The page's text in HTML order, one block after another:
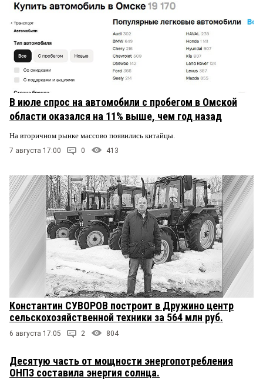
В июле спрос на автомобили с пробегом в Омской
области оказался на 11% выше, чем год назад
На вторичном рынке массово появились китайцы.
7 августа 17:00 0 413
Константин СУВОРОВ построит в Дружино центр
сельскохозяйственной техники за 564 млн руб.
6 августа 17:05 2 804
Десятую часть от мощности энергопотребления
ОНПЗ составила энергия солнца.